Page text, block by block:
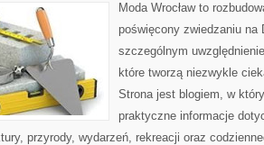
Moda Wrocław to
poświęcony zwiedzaniu na
szczególnym
które tworzą niezwykle
Strona jest blogiem, w
praktyczne informacje
przyrody, wydarzeń, rekreacji oraz